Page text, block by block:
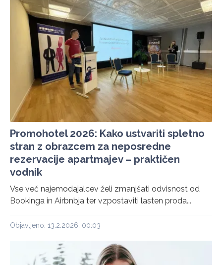
Promohotel 2026: Kako ustvariti spletno
stran z obrazcem za neposredne
rezervacije apartmajev – praktičen
vodnik
Vse več najemodajalcev želi zmanjšati odvisnost od
Bookinga in Airbnbja ter vzpostaviti lasten proda...
Objavljeno: 13.2.2026. 00:03